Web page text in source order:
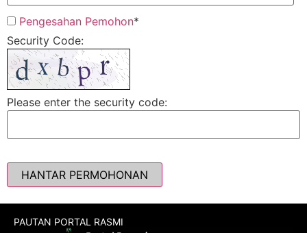
Pengesahan Pemohon*
Security Code:
Please enter the security code:
HANTAR PERMOHONAN
PAUTAN PORTAL RASMI